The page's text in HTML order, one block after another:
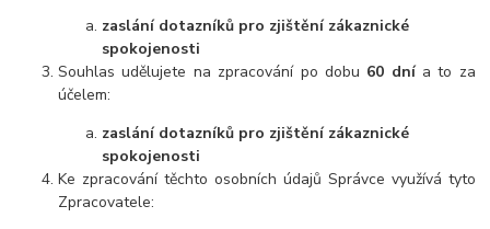
zaslání dotazníků pro zjištění zákaznické
spokojenosti
Souhlas udělujete na zpracování po dobu 60 dnía to za
účelem:
zaslání dotazníků pro zjištění zákaznické
spokojenosti
Ke zpracování těchto osobních údajů Správce využívá tyto
Zpracovatele: